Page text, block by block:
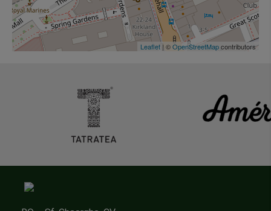
Leaflet | ©OpenStreetMapcontributors